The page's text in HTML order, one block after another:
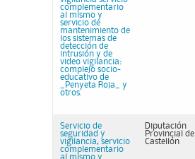
complementario
al mismo y
servicio de
mantenimiento de
los sistemas de
detección de
intrusión y de
video vigilancia:
complejo socio-
educativo de
_Penyeta Roja_ y
otros.
Servicio de
seguridad y
vigilancia, servicio
complementario
al mismo y
Diputación
Provincial de
Castellón